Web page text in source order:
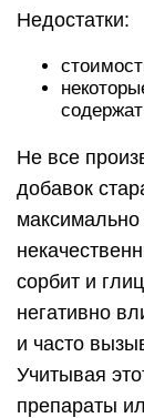
Недостатки:
Не все
добавок
сорбит и
негативно
и часто
Учитывая
препараты